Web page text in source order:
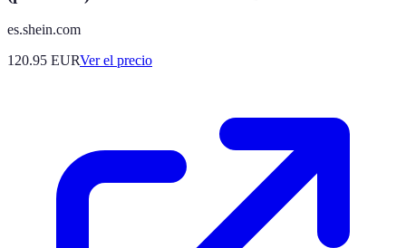
es.shein.com
120.95 EURVer el precio